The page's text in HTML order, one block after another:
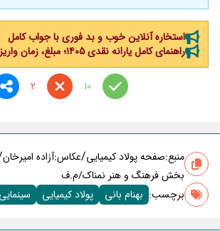
استخاره آنلاین خوب و بد فوری با جواب کامل
راهنمای کامل یارانه نقدی ۱۴۰۵؛ مبلغ، زمان واریز، دهک‌بندی
10
2
منبع:صفحه پولاد کیمیایی/عکاس:آزاده امیرخان
بخش فرهنگ و هنر نمناک/م.ف
برچسب‌: بهنام بانی پولاد کیمیایی